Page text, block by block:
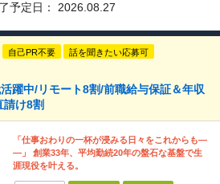
予定日： 2026.08.27
自己PR不要 話を聞きたい応募可
躍中/リモート8割/前職給与保証＆年収
け8割
「仕事おわりの一杯が浸みる日々をこれからも―
―」 創業33年、平均勤続20年の盤石な基盤で生
涯現役を叶える。